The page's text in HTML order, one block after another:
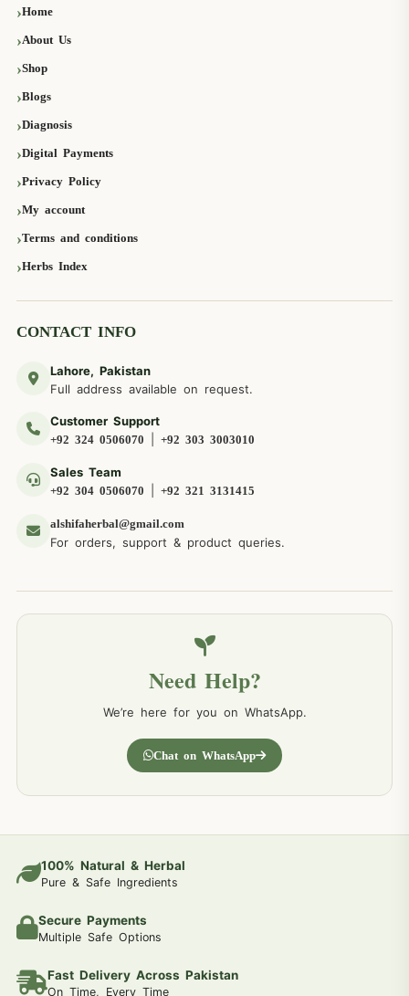
Home
About Us
Shop
Blogs
Diagnosis
Digital Payments
Privacy Policy
My account
Terms and conditions
Herbs Index
CONTACT INFO
Lahore, Pakistan
Full address available on request.
Customer Support
+92 324 0506070 +92 303 3003010
Sales Team
+92 304 0506070 +92 321 3131415
alshifaherbal@gmail.com
For orders, support & product queries.
Need Help?
We’re here for you on WhatsApp.
Chat on WhatsApp
100% Natural & Herbal
Pure & Safe Ingredients
Secure Payments
Multiple Safe Options
Fast Delivery Across Pakistan
On Time, Every Time